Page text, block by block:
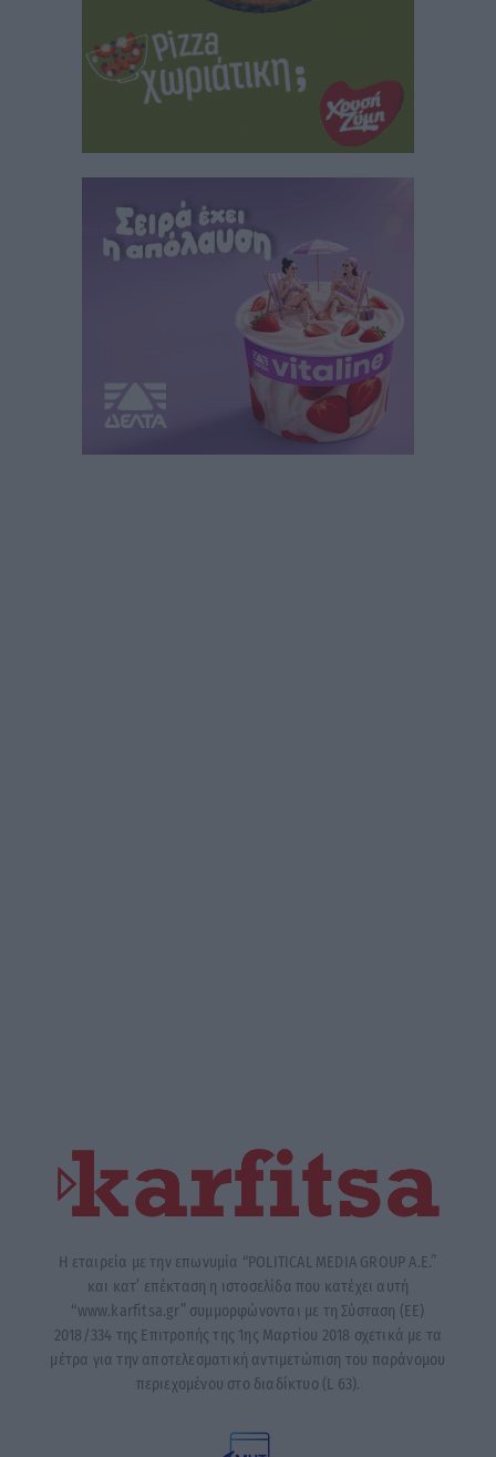
Η εταιρεία με την επωνυμία “POLITICAL MEDIA GROUP A.E.”
και κατ’ επέκταση η ιστοσελίδα που κατέχει αυτή
“www.karfitsa.gr” συμμορφώνονται με τη Σύσταση (ΕΕ)
2018/334 της Επιτροπής της 1ης Μαρτίου 2018 σχετικά με τα
μέτρα για την αποτελεσματική αντιμετώπιση του παράνομου
περιεχομένου στο διαδίκτυο (L 63).